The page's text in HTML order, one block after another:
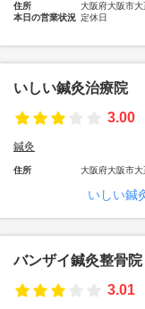
住所
大阪府大阪市
本日の営業状況 定休日
いしい鍼灸治療院
3.00
鍼灸
住所 大阪府大阪市
いしい鍼
バンザイ鍼灸整骨院
3.01